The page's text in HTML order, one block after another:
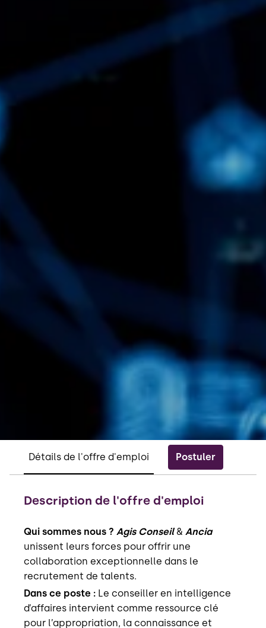
Détails de l'offre d'emploi Postuler
Description de l'offre d'emploi
Qui sommes nous ? Agis Conseil& Ancia
unissent leurs forces pour offrir une
collaboration exceptionnelle dans le
recrutement de talents.
Dans ce poste : Le conseiller en intelligence
d’affaires intervient comme ressource clé
pour l’appropriation, la connaissance et